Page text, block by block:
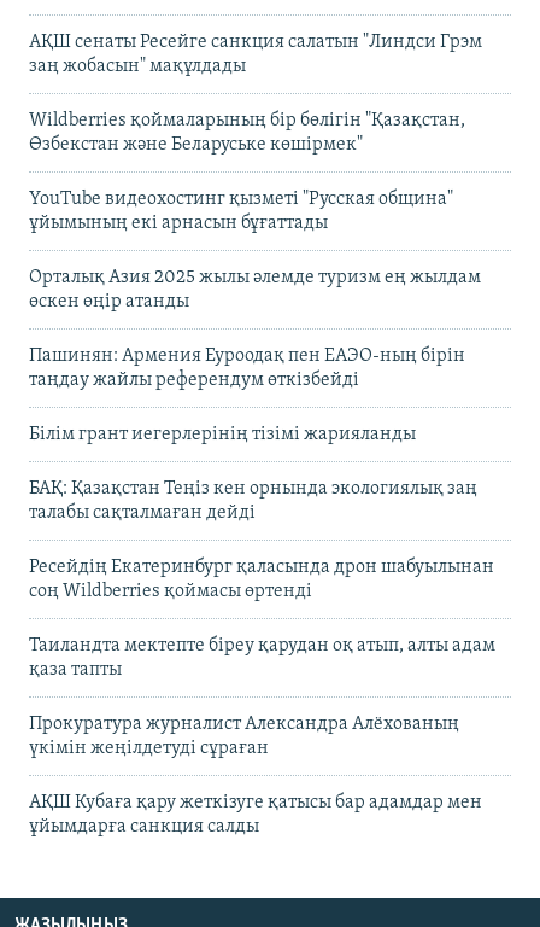
АҚШ сенаты Ресейге санкция салатын "Линдси Грэм
заң жобасын" мақұлдады
Wildberries қоймаларының бір бөлігін "Қазақстан,
Өзбекстан және Беларуське көшірмек"
YouTube видеохостинг қызметі "Русская община"
ұйымының екі арнасын бұғаттады
Орталық Азия 2025 жылы әлемде туризм ең жылдам
өскен өңір атанды
Пашинян: Армения Еуроодақ пен ЕАЭО-ның бірін
таңдау жайлы референдум өткізбейді
Білім грант иегерлерінің тізімі жарияланды
БАҚ: Қазақстан Теңіз кен орнында экологиялық заң
талабы сақталмаған дейді
Ресейдің Екатеринбург қаласында дрон шабуылынан
соң Wildberries қоймасы өртенді
Таиландта мектепте біреу қарудан оқ атып, алты адам
қаза тапты
Прокуратура журналист Александра Алёхованың
үкімін жеңілдетуді сұраған
АҚШ Кубаға қару жеткізуге қатысы бар адамдар мен
ұйымдарға санкция салды